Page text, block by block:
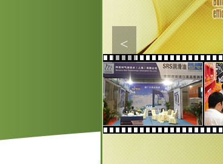
<
CRODA CHINA CHEMICAL C
MITSUI CHEMICALS(SHANG
HAI) CO., LTD
CHORI CO., LTD
SEPAHAN OIL COMPANY
UAB P,, -LUBRITA INTERNATI
ONAL
API
ADD OIL (M) SDN BHD 马来西